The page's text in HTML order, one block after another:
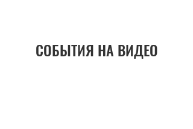
СОБЫТИЯ НА ВИДЕО